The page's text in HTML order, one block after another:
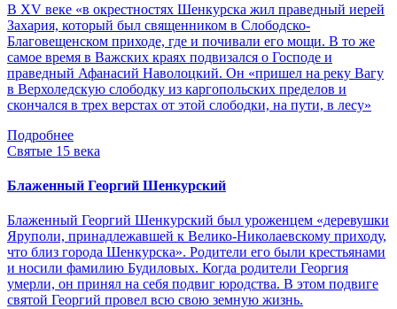
В XV веке «в окрестностях Шенкурска жил праведный иерей
Захария, который был священником в Слободско-
Благовещенском приходе, где и почивали его мощи. В то же
самое время в Важских краях подвизался о Господе и
праведный Афанасий Наволоцкий. Он «пришел на реку Вагу
в Верхоледскую слободку из каргопольских пределов и
скончался в трех верстах от этой слободки, на пути, в лесу»
Подробнее
Святые 15 века
Блаженный Георгий Шенкурский
Блаженный Георгий Шенкурский был уроженцем «деревушки
Яруполи, принадлежавшей к Велико-Николаевскому приходу,
что близ города Шенкурска». Родители его были крестьянами
и носили фамилию Будиловых. Когда родители Георгия
умерли, он принял на себя подвиг юродства. В этом подвиге
святой Георгий провел всю свою земную жизнь.